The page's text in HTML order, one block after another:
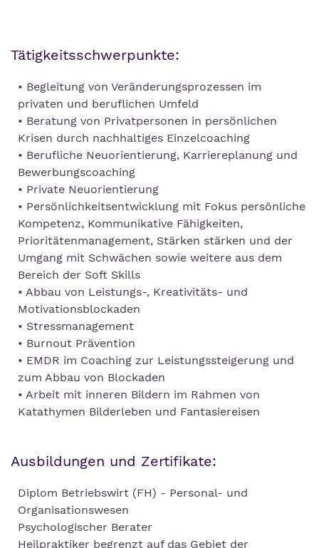
Tätigkeitsschwerpunkte:
• Begleitung von Veränderungsprozessen im
privaten und beruflichen Umfeld
• Beratung von Privatpersonen in persönlichen
Krisen durch nachhaltiges Einzelcoaching
• Berufliche Neuorientierung, Karriereplanung und
Bewerbungscoaching
• Private Neuorientierung
• Persönlichkeitsentwicklung mit Fokus persönliche
Kompetenz, Kommunikative Fähigkeiten,
Prioritätenmanagement, Stärken stärken und der
Umgang mit Schwächen sowie weitere aus dem
Bereich der Soft Skills
• Abbau von Leistungs-, Kreativitäts- und
Motivationsblockaden
• Stressmanagement
• Burnout Prävention
• EMDR im Coaching zur Leistungssteigerung und
zum Abbau von Blockaden
• Arbeit mit inneren Bildern im Rahmen von
Katathymen Bilderleben und Fantasiereisen
Ausbildungen und Zertifikate:
Diplom Betriebswirt (FH) - Personal- und
Organisationswesen
Psychologischer Berater
Heilpraktiker begrenzt auf das Gebiet der